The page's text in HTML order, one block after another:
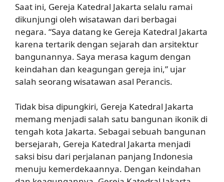
Saat ini, Gereja Katedral Jakarta selalu ramai
dikunjungi oleh wisatawan dari berbagai
negara. “Saya datang ke Gereja Katedral Jakarta
karena tertarik dengan sejarah dan arsitektur
bangunannya. Saya merasa kagum dengan
keindahan dan keagungan gereja ini,” ujar
salah seorang wisatawan asal Perancis.
Tidak bisa dipungkiri, Gereja Katedral Jakarta
memang menjadi salah satu bangunan ikonik di
tengah kota Jakarta. Sebagai sebuah bangunan
bersejarah, Gereja Katedral Jakarta menjadi
saksi bisu dari perjalanan panjang Indonesia
menuju kemerdekaannya. Dengan keindahan